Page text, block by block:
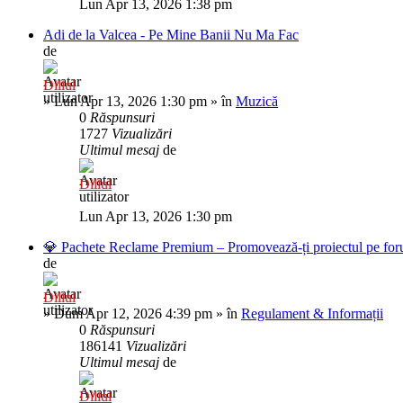
Lun Apr 13, 2026 1:38 pm
Adi de la Valcea - Pe Mine Banii Nu Ma Fac
de
Diliul
»Lun Apr 13, 2026 1:30 pm » în Muzică
0 Răspunsuri
1727 Vizualizări
Ultimul mesaj de
Diliul
Lun Apr 13, 2026 1:30 pm
💎 Pachete Reclame Premium – Promovează-ți proiectul pe
de
Diliul
»Dum Apr 12, 2026 4:39 pm » în Regulament & Informații
0 Răspunsuri
186141 Vizualizări
Ultimul mesaj de
Diliul